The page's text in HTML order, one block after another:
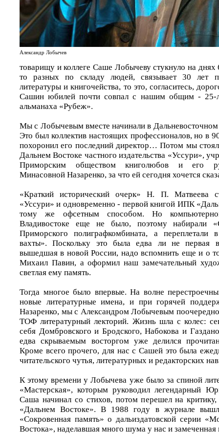
Александр Лобычев
товарищу и коллеге Саше Лобычеву стукнуло на
то разных по складу людей, связывает 30 лет
литературы и книгочейства, то это, согласитесь,
Сашин юбилей почти совпал с нашим общим - 25-
альманаха «Рубеж».
Мы с Лобычевым вместе начинали в Дальневосточном
Это был коллектив настоящих профессионалов, но в
похоронил его последний директор… Потом мы
Дальнем Востоке частного издательства «Уссури»,
Приморским обществом книголюбов и его
Минасовной Назаренко, за что ей сегодня хочется
«Краткий исторический очерк» Н. П. Матвеева
«Уссури» и одновременно - первой книгой ИПК
тому же офсетным способом. Но
Владивостоке еще не было, поэтому набирали
Приморского полиграфкомбината, а переплетали
вахты». Поскольку это была едва ли не первая
вышедшая в новой России, надо вспомнить еще и о
Михаил Павин, а оформил наш замечательный
светлая ему память.
Тогда многое было впервые. На волне
новые литературные имена, и при горячей
Назаренко, мы с Александром Лобычевым
ТОФ литературный лекторий. Жизнь шла с колес:
себя Домбровского и Бродского, Набокова и
едва скрываемым восторгом уже делился
Кроме всего прочего, для нас с Сашей это была
читательского чутья, литературных и редакторских
К этому времени у Лобычева уже было за спиной
«Мастерская», которым руководил легендарный
Саша начинал со стихов, потом перешел на критику,
«Дальнем Востоке». В 1988 году в журнале
«Сокровенная память» о дальиздатовской серии
Востока», наделавшая много шума у нас и